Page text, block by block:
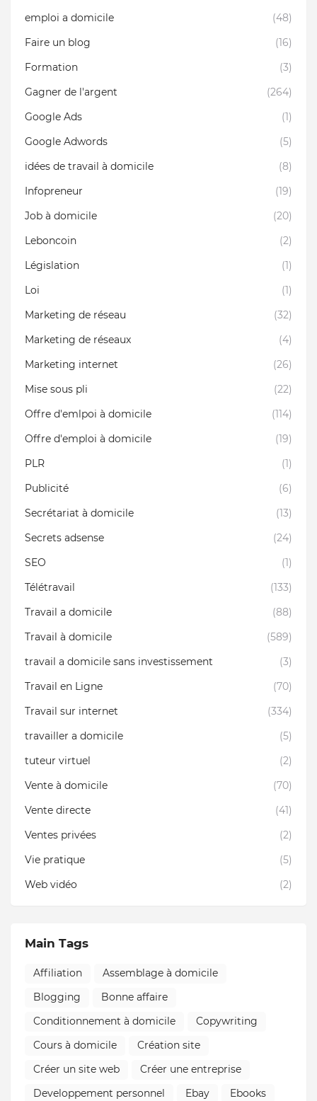
emploi a domicile
(48)
Faire un blog
(16)
Formation
(3)
Gagner de l'argent
(264)
Google Ads
(1)
Google Adwords
(5)
idées de travail à domicile
(8)
Infopreneur
(19)
Job à domicile
(20)
Leboncoin
(2)
Législation
(1)
Loi
(1)
Marketing de réseau
(32)
Marketing de réseaux
(4)
Marketing internet
(26)
Mise sous pli
(22)
Offre d'emlpoi à domicile
(114)
Offre d'emploi à domicile
(19)
PLR
(1)
Publicité
(6)
Secrétariat à domicile
(13)
Secrets adsense
(24)
SEO
(1)
Télétravail
(133)
Travail a domicile
(88)
Travail à domicile
(589)
travail a domicile sans investissement
(3)
Travail en Ligne
(70)
Travail sur internet
(334)
travailler a domicile
(5)
tuteur virtuel
(2)
Vente à domicile
(70)
Vente directe
(41)
Ventes privées
(2)
Vie pratique
(5)
Web vidéo
(2)
Main Tags
Affiliation
Assemblage à domicile
Blogging
Bonne affaire
Conditionnement à domicile
Copywriting
Cours à domicile
Création site
Créer un site web
Créer une entreprise
Developpement personnel
Ebay
Ebooks